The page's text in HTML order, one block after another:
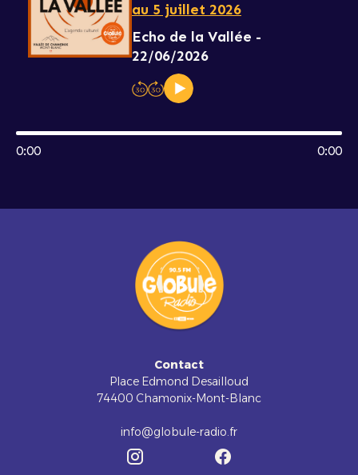
au 5 juillet 2026
Echo de la Vallée -
22/06/2026
0:00 0:00
Contact
Place Edmond Desailloud
74400 Chamonix-Mont-Blanc
info@globule-radio.fr